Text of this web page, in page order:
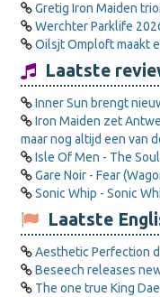
Gretig Iron Maiden
Werchter Parklife
Oilsjt Omploft maakt
Laatste
Inner Sun brengt
Iron Maiden zet
maar nog altijd een van
Isle Of Men - The
Gare Noir - Fear
Sonic Whip - Sonic
Laatste
Aesthetic Perfection
Beseech releases
The one true King